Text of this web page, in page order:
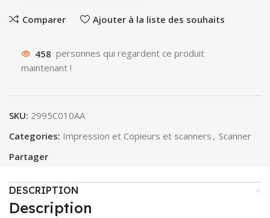
Comparer Ajouter à la liste des souhaits
458 personnes qui regardent ce produit
maintenant !
SKU: 2995C010AA
Categories: Impression et Copieurs et scanners , Scanner
Partager
DESCRIPTION
Description